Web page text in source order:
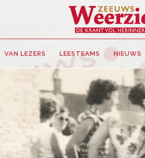
VAN LEZERS LEESTEAMS NIEUWS